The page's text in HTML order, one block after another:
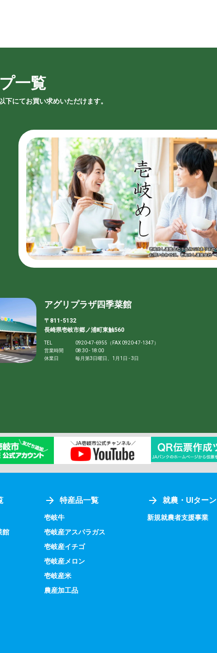
一覧
下にてお買い求めいただけます。
アグリプラザ四季菜館
〒811-5132
長崎県壱岐市郷ノ浦町東触560
TEL
0920-47-6955（FAX 0920-47-1347）
営業時間
08:30 - 18:00
休業日
毎月第3日曜日、1月1日 - 3日
館
特産品一覧
壱岐牛
壱岐産アスパラガス
壱岐産イチゴ
壱岐産メロン
壱岐産米
農産加工品
就農・UIターン
新規就農者支援事業